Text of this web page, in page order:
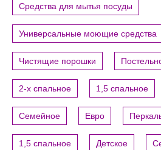
Средства для мытья посуды
Универсальные моющие средства
Чистящие порошки
2-х спальное 1,5 спальное
Семейное Евро
1,5 спальное Детское